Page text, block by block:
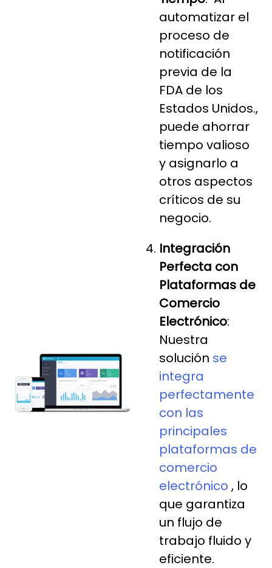
automatizar el
proceso de
notificación
previa de la
FDA de los
Estados Unidos.,
puede ahorrar
tiempo valioso
y asignarlo a
otros aspectos
críticos de su
negocio.
Integración
Perfecta con
Plataformas de
Comercio
Electrónico:
Nuestra
solución se
integra
perfectamente
con las
principales
plataformas de
comercio
electrónico , lo
que garantiza
un flujo de
trabajo fluido y
eficiente.